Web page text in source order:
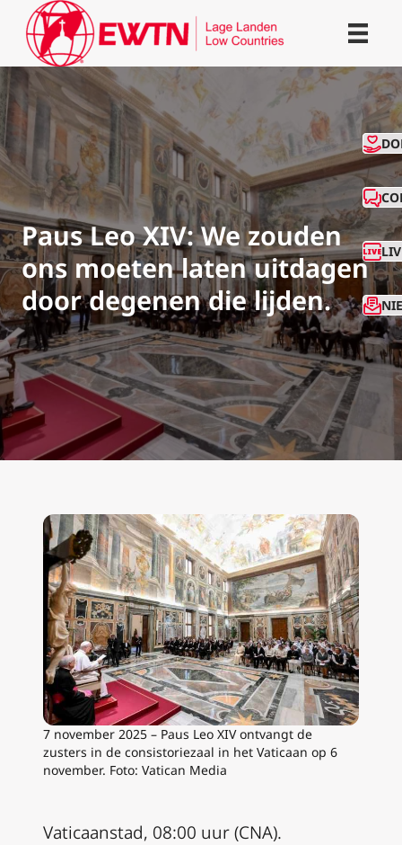
Paus Leo XIV: We zouden
ons moeten laten uitdagen
door degenen die lijden.
7 november 2025 – Paus Leo XIV ontvangt de
zusters in de consistoriezaal in het Vaticaan op 6
november. Foto: Vatican Media
Vaticaanstad, 08:00 uur (CNA).